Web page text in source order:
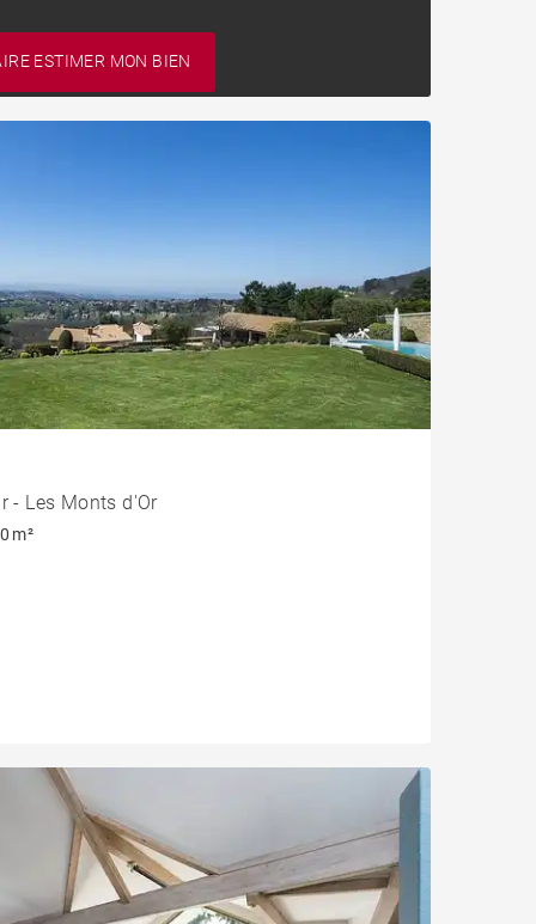
ESTIMER MON BIEN
- Les Monts d'Or
m²